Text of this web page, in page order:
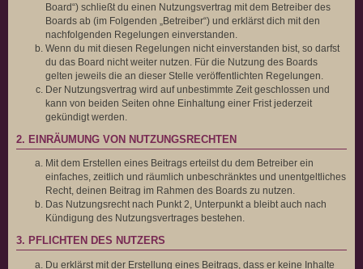
Board“) schließt du einen Nutzungsvertrag mit dem Betreiber des
Boards ab (im Folgenden „Betreiber“) und erklärst dich mit den
nachfolgenden Regelungen einverstanden.
Wenn du mit diesen Regelungen nicht einverstanden bist, so darfst
du das Board nicht weiter nutzen. Für die Nutzung des Boards
gelten jeweils die an dieser Stelle veröffentlichten Regelungen.
Der Nutzungsvertrag wird auf unbestimmte Zeit geschlossen und
kann von beiden Seiten ohne Einhaltung einer Frist jederzeit
gekündigt werden.
2. EINRÄUMUNG VON NUTZUNGSRECHTEN
Mit dem Erstellen eines Beitrags erteilst du dem Betreiber ein
einfaches, zeitlich und räumlich unbeschränktes und unentgeltliches
Recht, deinen Beitrag im Rahmen des Boards zu nutzen.
Das Nutzungsrecht nach Punkt 2, Unterpunkt a bleibt auch nach
Kündigung des Nutzungsvertrages bestehen.
3. PFLICHTEN DES NUTZERS
Du erklärst mit der Erstellung eines Beitrags, dass er keine Inhalte